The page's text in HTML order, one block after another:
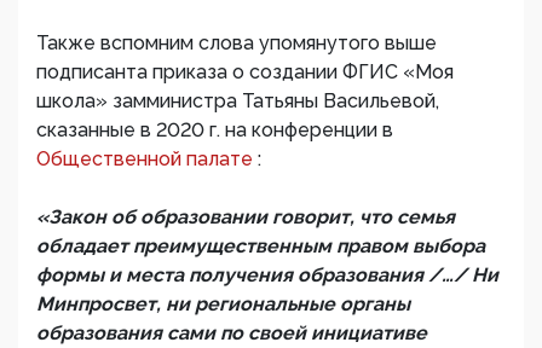
Также вспомним слова упомянутого выше
подписанта приказа о создании ФГИС «Моя
школа» замминистра Татьяны Васильевой,
сказанные в 2020 г. на конференции в
Общественной палате :
«Закон об образовании говорит, что семья
обладает преимущественным правом выбора
формы и места получения образования /…/ Ни
Минпросвет, ни региональные органы
образования сами по своей инициативе